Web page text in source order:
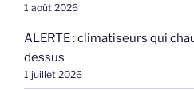
1 août 2026
ALERTE : climatiseurs qui
dessus
1 juillet 2026